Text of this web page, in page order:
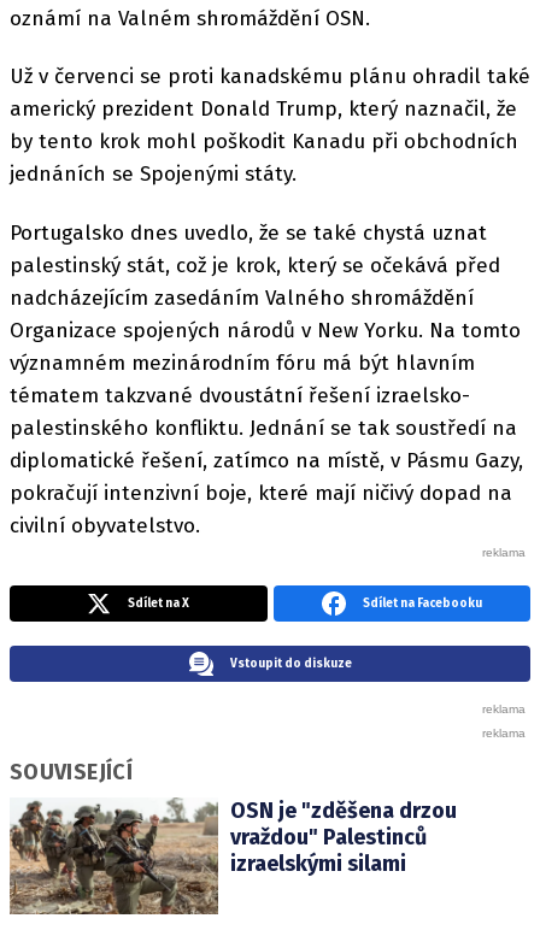
oznámí na Valném shromáždění OSN.
Už v červenci se proti kanadskému plánu ohradil také
americký prezident Donald Trump, který naznačil, že
by tento krok mohl poškodit Kanadu při obchodních
jednáních se Spojenými státy.
Portugalsko dnes uvedlo, že se také chystá uznat
palestinský stát, což je krok, který se očekává před
nadcházejícím zasedáním Valného shromáždění
Organizace spojených národů v New Yorku. Na tomto
významném mezinárodním fóru má být hlavním
tématem takzvané dvoustátní řešení izraelsko-
palestinského konfliktu. Jednání se tak soustředí na
diplomatické řešení, zatímco na místě, v Pásmu Gazy,
pokračují intenzivní boje, které mají ničivý dopad na
civilní obyvatelstvo.
Sdílet na X Sdílet na Facebooku
Vstoupit do diskuze
SOUVISEJÍCÍ
OSN je "zděšena drzou
vraždou" Palestinců
izraelskými silami